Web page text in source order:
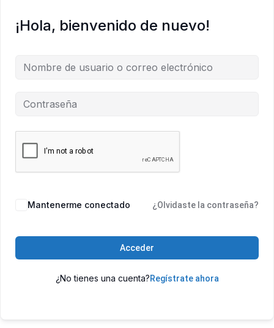
¡Hola, bienvenido de nuevo!
Mantenerme conectado ¿Olvidaste la contraseña?
Acceder
¿No tienes una cuenta?Regístrate ahora